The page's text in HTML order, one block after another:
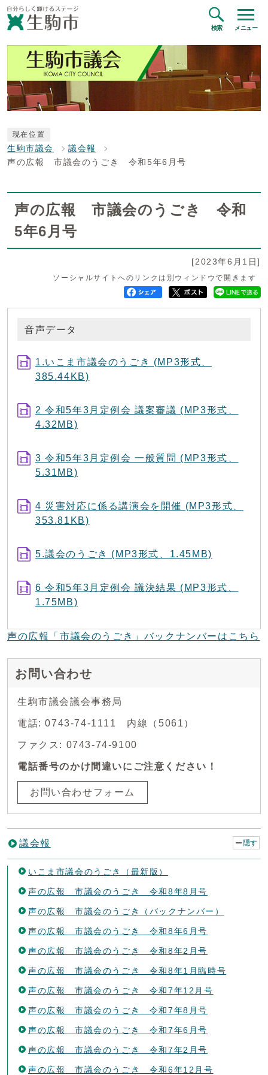
検索 メニュー
現在位置
生駒市議会
議会報
声の広報 市議会のうごき 令和5年6月号
声の広報 市議会のうごき 令和
5年6月号
[2023年6月1日]
ソーシャルサイトへのリンクは別ウィンドウで開きます
音声データ
1.いこま市議会のうごき (MP3形式、
385.44KB)
2 令和5年3月定例会 議案審議 (MP3形式、
4.32MB)
3 令和5年3月定例会 一般質問 (MP3形式、
5.31MB)
4 災害対応に係る講演会を開催 (MP3形式、
353.81KB)
5.議会のうごき (MP3形式、1.45MB)
6 令和5年3月定例会 議決結果 (MP3形式、
1.75MB)
声の広報「市議会のうごき」バックナンバーはこちら
お問い合わせ
生駒市議会議会事務局
電話: 0743-74-1111 内線（5061）
ファクス: 0743-74-9100
電話番号のかけ間違いにご注意ください！
お問い合わせフォーム
議会報 隠す
いこま市議会のうごき（最新版）
声の広報 市議会のうごき 令和8年8月号
声の広報 市議会のうごき（バックナンバー）
声の広報 市議会のうごき 令和8年6月号
声の広報 市議会のうごき 令和8年2月号
声の広報 市議会のうごき 令和8年1月臨時号
声の広報 市議会のうごき 令和7年12月号
声の広報 市議会のうごき 令和7年8月号
声の広報 市議会のうごき 令和7年6月号
声の広報 市議会のうごき 令和7年2月号
声の広報 市議会のうごき 令和6年12月号